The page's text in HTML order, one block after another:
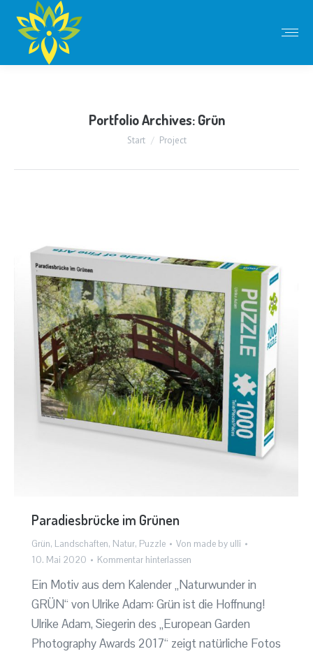
Portfolio Archives:Grün
Sie befinden sich hier:
Start Project
Paradiesbrücke im Grünen
Grün, Landschaften, Natur, Puzzle Von made by ulli
10. Mai 2020
Kommentar hinterlassen
Ein Motiv aus dem Kalender „Naturwunder in
GRÜN“ von Ulrike Adam: Grün ist die Hoffnung!
Ulrike Adam, Siegerin des „European Garden
Photography Awards 2017“ zeigt natürliche Fotos